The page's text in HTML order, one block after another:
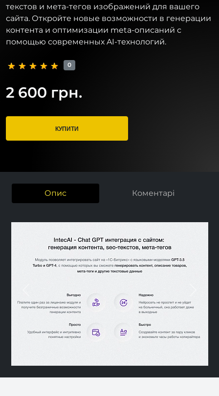
текстов и мета-тегов изображений для вашего
сайта. Откройте новые возможности в генерации
контента и оптимизации meta-описаний с
помощью современных AI-технологий.
0
2 600 грн.
КУПИТИ
Опис Коментарі